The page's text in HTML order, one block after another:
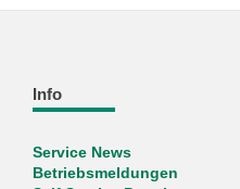
Info
Service News
Betriebsmeldungen